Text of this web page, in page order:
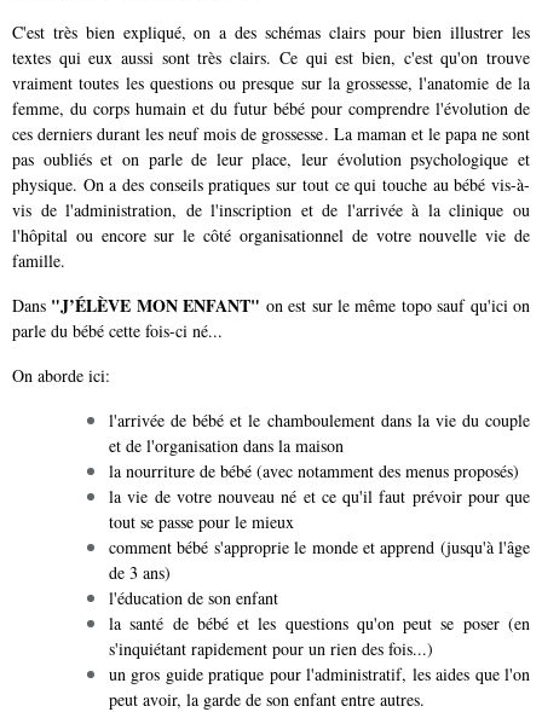
C'est très bien expliqué, on a des schémas clairs pour bien illustrer les
textes qui eux aussi sont très clairs. Ce qui est bien, c'est qu'on trouve
vraiment toutes les questions ou presque sur la grossesse, l'anatomie de la
femme, du corps humain et du futur bébé pour comprendre l'évolution de
ces derniers durant les neuf mois de grossesse. La maman et le papa ne sont
pas oubliés et on parle de leur place, leur évolution psychologique et
physique. On a des conseils pratiques sur tout ce qui touche au bébé vis-à-
vis de l'administration, de l'inscription et de l'arrivée à la clinique ou
l'hôpital ou encore sur le côté organisationnel de votre nouvelle vie de
famille.
Dans "J’ÉLÈVE MON ENFANT" on est sur le même topo sauf qu'ici on
parle du bébé cette fois-ci né...
On aborde ici:
l'arrivée de bébé et le chamboulement dans la vie du couple
et de l'organisation dans la maison
la nourriture de bébé (avec notamment des menus proposés)
la vie de votre nouveau né et ce qu'il faut prévoir pour que
tout se passe pour le mieux
comment bébé s'approprie le monde et apprend (jusqu'à l'âge
de 3 ans)
l'éducation de son enfant
la santé de bébé et les questions qu'on peut se poser (en
s'inquiétant rapidement pour un rien des fois...)
un gros guide pratique pour l'administratif, les aides que l'on
peut avoir, la garde de son enfant entre autres.